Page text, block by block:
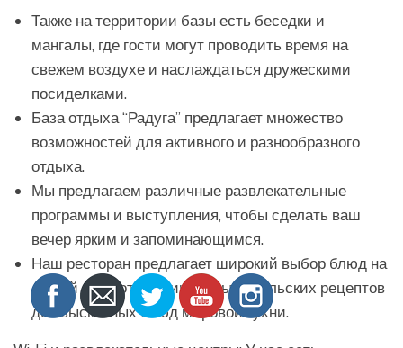
Также на территории базы есть беседки и
мангалы, где гости могут проводить время на
свежем воздухе и наслаждаться дружескими
посиделками.
База отдыха “Радуга” предлагает множество
возможностей для активного и разнообразного
отдыха.
Мы предлагаем различные развлекательные
программы и выступления, чтобы сделать ваш
вечер ярким и запоминающимся.
Наш ресторан предлагает широкий выбор блюд на
любой вкус, от традиционных уральских рецептов
до изысканных блюд мировой кухни.